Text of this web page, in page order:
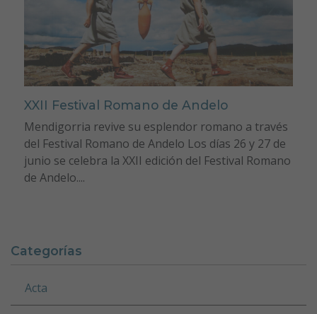
XXII Festival Romano de Andelo
Mendigorria revive su esplendor romano a través
del Festival Romano de Andelo Los días 26 y 27 de
junio se celebra la XXII edición del Festival Romano
de Andelo....
Categorías
Acta